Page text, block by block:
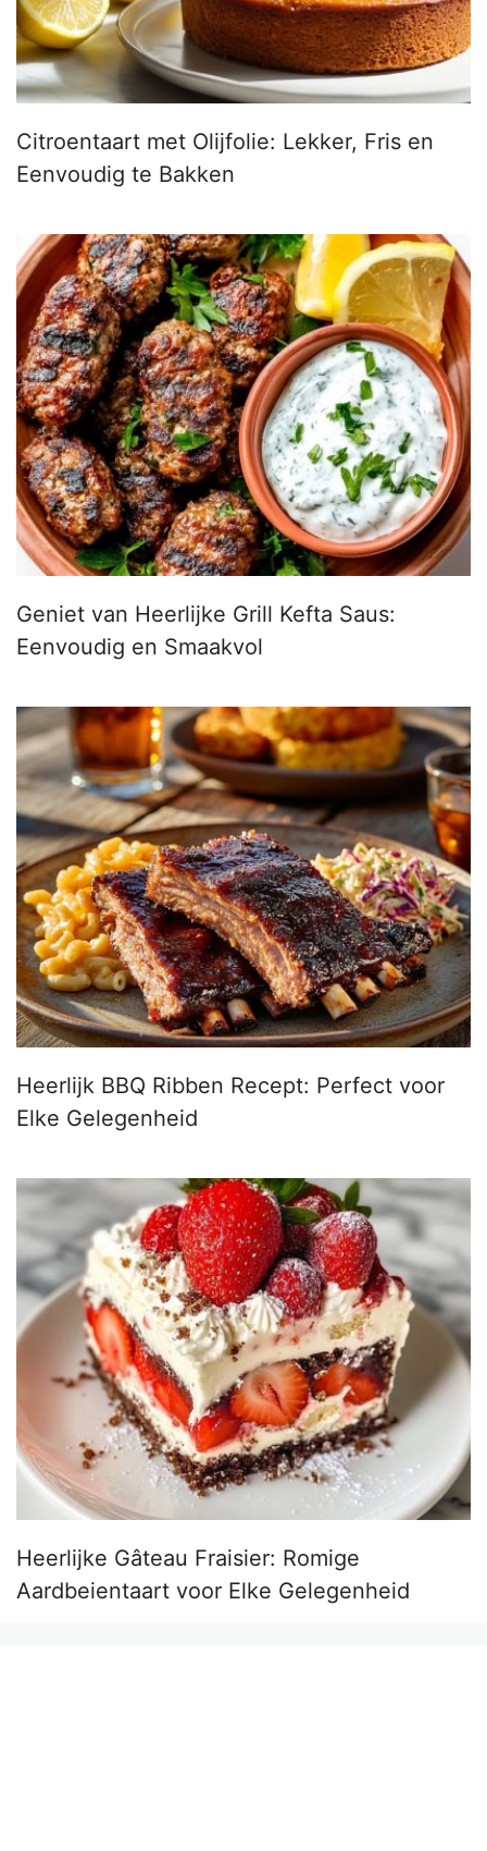
Citroentaart met Olijfolie: Lekker, Fris en
Eenvoudig te Bakken
Geniet van Heerlijke Grill Kefta Saus:
Eenvoudig en Smaakvol
Heerlijk BBQ Ribben Recept: Perfect voor
Elke Gelegenheid
Heerlijke Gâteau Fraisier: Romige
Aardbeientaart voor Elke Gelegenheid